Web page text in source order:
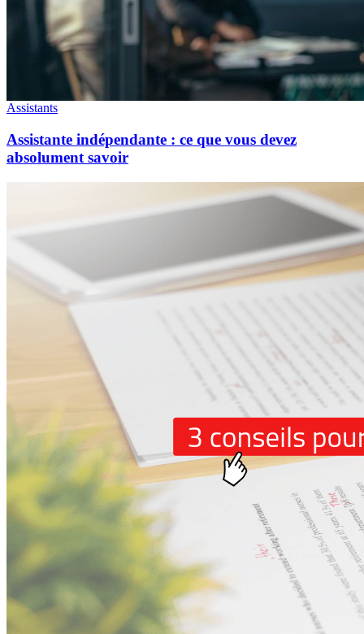
Assistants
Assistante indépendante : ce que vous devez
absolument savoir